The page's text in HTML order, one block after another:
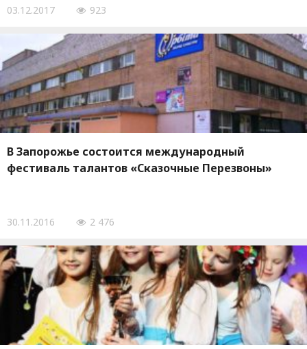
03.12.2017 923
В Запорожье состоится международный
фестиваль талантов «Сказочные Перезвоны»
30.11.2016 2 476